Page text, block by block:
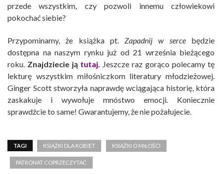
przede wszystkim, czy pozwoli innemu człowiekowi
pokochać siebie?
Przypominamy, że książka pt.Zapadnij w sercebędzie
dostępna na naszym rynku już od 21 września bieżącego
roku. Znajdziecie ją tutaj. Jeszcze raz gorąco polecamy tę
lekturę wszystkim miłośniczkom literatury młodzieżowej.
Ginger Scott stworzyła naprawdę wciągająca historię, która
zaskakuje i wywołuje mnóstwo emocji. Koniecznie
sprawdźcie to same! Gwarantujemy, że nie pożałujecie.
TAGI KSIĄŻKI DLA KOBIET KSIĄŻKI O MIŁOŚCI
PATRONAT COPRZECZYTAĆ